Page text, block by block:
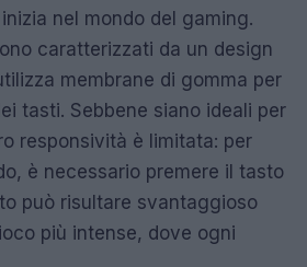
nel mondo del gaming.
caratterizzati da un design
membrane di gomma per
tasti. Sebbene siano ideali per
responsività è limitata: per
è necessario premere il tasto
può risultare svantaggioso
più intense, dove ogni